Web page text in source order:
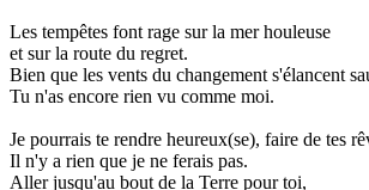
Les tempêtes font rage sur la mer houleuse
et sur la route du regret.
Bien que les vents du changement s'élancent
Tu n'as encore rien vu comme moi.
Je pourrais te rendre heureux(se), faire de tes
Il n'y a rien que je ne ferais pas.
Aller jusqu'au bout de la Terre pour toi,